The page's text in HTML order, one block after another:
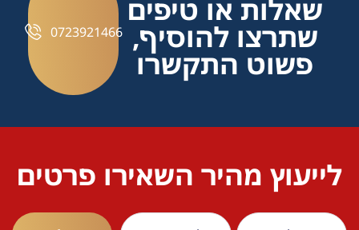
שאלות או טיפים
שתרצו להוסיף,
פשוט התקשרו
0723921466
לייעוץ מהיר השאירו פרטים